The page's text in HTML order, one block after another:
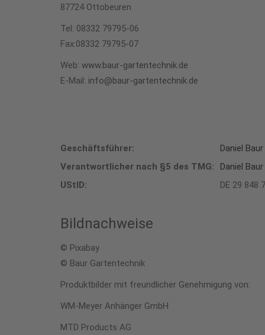
87724 Ottobeuren
Tel: 08332 79795-06
Fax:08332 79795-07
Web: www.baur-gartentechnik.de
E-Mail: info@baur-gartentechnik.de
Geschäftsführer:
Daniel Baur
Verantwortlicher nach §5 des TMG:
Daniel Baur
UStID:
DE 29 848
Bildnachweise
© Pixabay
© Baur Gartentechnik
Produktbilder mit freundlicher Genehmigung von:
WM-Meyer Anhänger GmbH
MTD Products AG